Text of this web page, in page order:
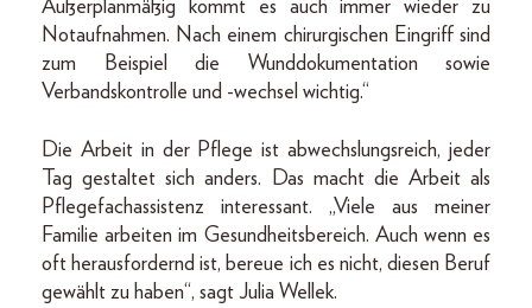
Außerplanmäßig kommt es auch immer wieder zu
Notaufnahmen. Nach einem chirurgischen Eingriff sind
zum Beispiel die Wunddokumentation sowie
Verbandskontrolle und -wechsel wichtig.“
Die Arbeit in der Pflege ist abwechslungsreich, jeder
Tag gestaltet sich anders. Das macht die Arbeit als
Pflegefachassistenz interessant. „Viele aus meiner
Familie arbeiten im Gesundheitsbereich. Auch wenn es
oft herausfordernd ist, bereue ich es nicht, diesen Beruf
gewählt zu haben“, sagt Julia Wellek.